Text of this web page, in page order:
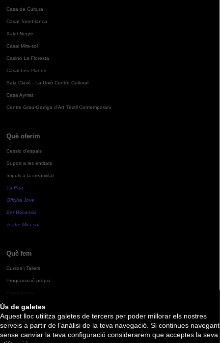
Ús de galetes
Aquest lloc utilitza galetes de tercers per poder millorar els nostres
serveis a partir de l'anàlisi de la teva navegació. Si continues navegant
sense canviar la teva configuració considerarem que acceptes la seva
Casa de Cultura
Casal Torreblanca
Xalet Negre
Casal Mira-sol
Casino La Floresta
Casal Les Planes
Sala Clavé - La Unió Centre Cultural
Casa Aymat
Centre Grau-Garriga d'Art Tèxtil Contemporani
Què oferim
Cessió d'espais
Suport a les entitats
Impuls a la creativitat
La Pua
Oficina Jove
Bar Bocamoll
Teatre Mira-sol
Què fem
Cursos i Tallers
Programació pròpia
Agenda